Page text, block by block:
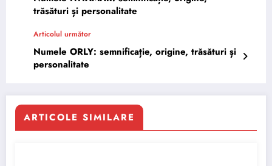
trăsături și personalitate
Articolul următor
Numele ORLY: semnificație, origine, trăsături și
personalitate
ARTICOLE SIMILARE